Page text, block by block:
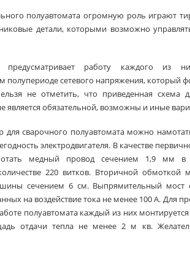
полуавтомата огромную роль играют
детали, которыми возможно
предусматривает работу каждого из
полупериоде сетевого напряжения, который
не отметить, что приведенная схема
является обязательной, возможны и иные
для сварочного полуавтомата можно
электродвигателя. В качестве
медный провод сечением 1,9 мм в
220 витков. Вторичной обмоткой
сечением 6 см. Выпрямительный мост
на воздействие тока не менее 100 А. Для
полуавтомата каждый из них
отдачи тепла не менее 2 м кв.